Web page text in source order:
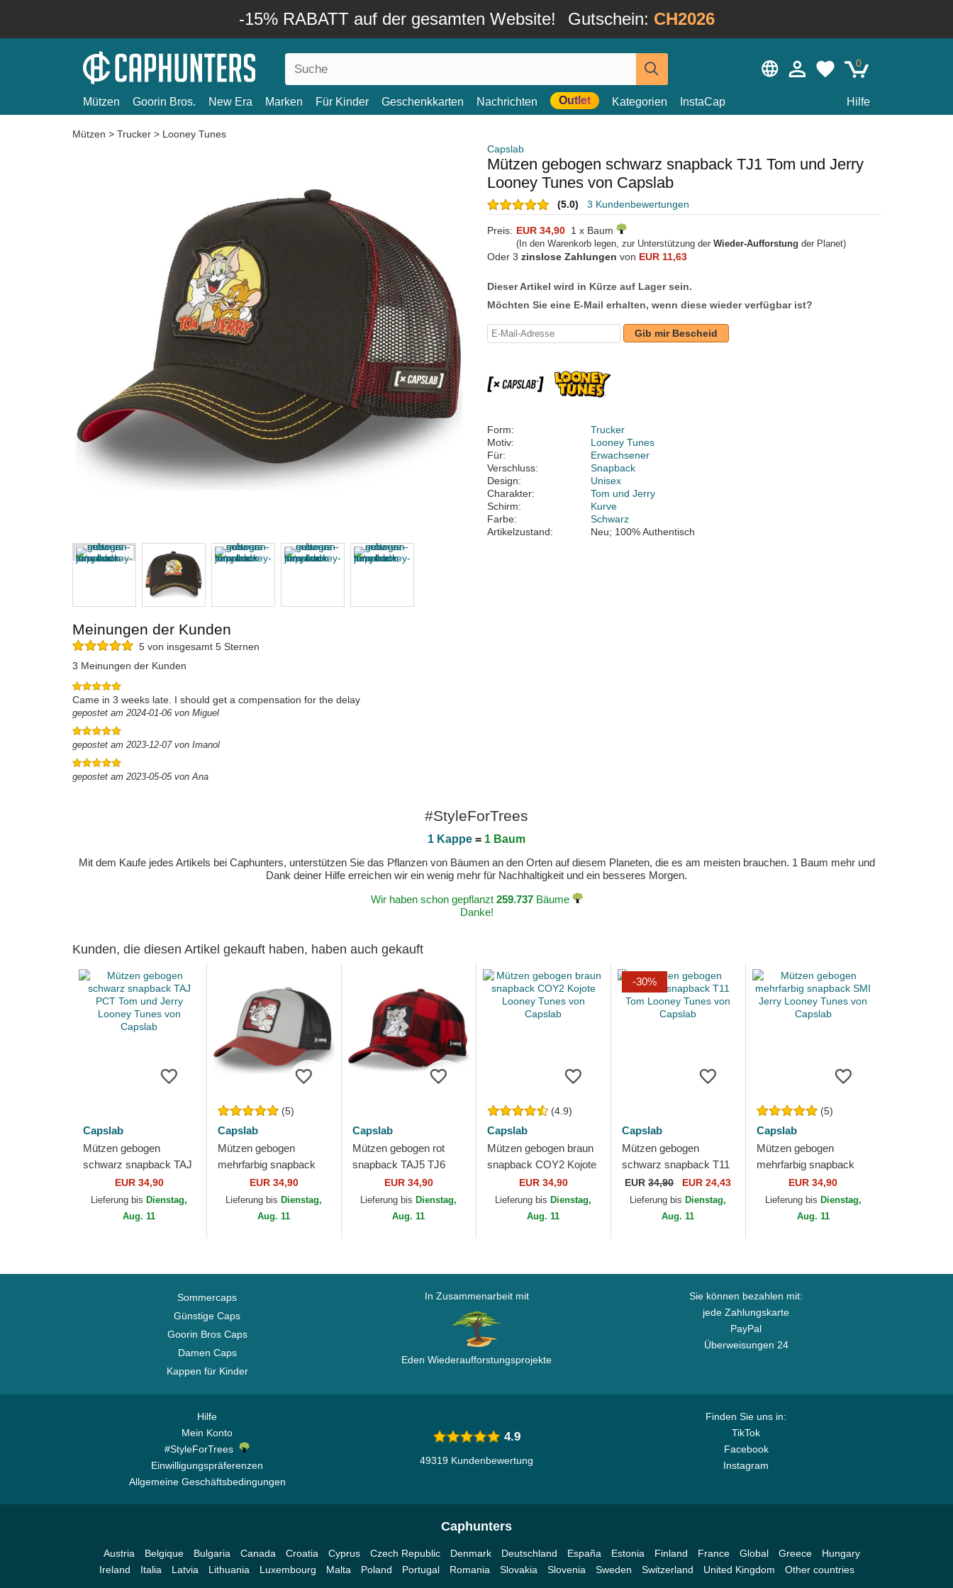
-15% RABATT auf der gesamten Website! Gutschein: CH2026
0
Mützen Goorin Bros. New Era Marken Für Kinder Geschenkkarten Nachrichten Outlet Kategorien InstaCap Hilfe
Mützen > Trucker > Looney Tunes
Capslab
Mützen gebogen schwarz snapback TJ1 Tom und Jerry
Looney Tunes von Capslab
(5.0) 3 Kundenbewertungen
Preis: EUR 34,90 1 x Baum
(In den Warenkorb legen, zur Unterstützung der Wieder-Aufforstung der Planet)
Oder 3 zinslose Zahlungen von EUR 11,63
Dieser Artikel wird in Kürze auf Lager sein.
Möchten Sie eine E-Mail erhalten, wenn diese wieder verfügbar ist?
Gib mir Bescheid
Form:
Trucker
Motiv:
Looney Tunes
Für:
Erwachsener
Verschluss:
Snapback
Design:
Unisex
Charakter:
Tom und Jerry
Schirm:
Kurve
Farbe:
Schwarz
Artikelzustand:
Neu; 100% Authentisch
Meinungen der Kunden
5 von insgesamt 5 Sternen
3 Meinungen der Kunden
Came in 3 weeks late. I should get a compensation for the delay
gepostet am 2024-01-06 von Miguel
gepostet am 2023-12-07 von Imanol
gepostet am 2023-05-05 von Ana
#StyleForTrees
1 Kappe = 1 Baum
Mit dem Kaufe jedes Artikels bei Caphunters, unterstützen Sie das Pflanzen von Bäumen an den Orten auf diesem Planeten, die es am meisten brauchen. 1 Baum mehr und
Dank deiner Hilfe erreichen wir ein wenig mehr für Nachhaltigkeit und ein besseres Morgen.
Wir haben schon gepflanzt 259.737Bäume
Danke!
Kunden, die diesen Artikel gekauft haben, haben auch gekauft
Capslab
Mützen gebogen
schwarz snapback TAJ
PCT Tom und Jerry
Looney Tunes von
EUR 34,90
Lieferung bis Dienstag,
Aug. 11
(5)
Capslab
Mützen gebogen
mehrfarbig snapback
GRI Tom Looney Tunes
von Capslab
EUR 34,90
Lieferung bis Dienstag,
Aug. 11
Capslab
Mützen gebogen rot
snapback TAJ5 TJ6
Tom Looney Tunes von
Capslab
EUR 34,90
Lieferung bis Dienstag,
Aug. 11
(4.9)
Capslab
Mützen gebogen braun
snapback COY2 Kojote
Looney Tunes von
Capslab
EUR 34,90
Lieferung bis Dienstag,
Aug. 11
-30%
Capslab
Mützen gebogen
schwarz snapback T11
Tom Looney Tunes von
Capslab
EUR34,90 EUR 24,43
Lieferung bis Dienstag,
Aug. 11
(5)
Capslab
Mützen gebogen
mehrfarbig snapback
SMI Jerry Looney
Tunes von Capslab
EUR 34,90
Lieferung bis Dienstag,
Aug. 11
Sommercaps
Günstige Caps
Goorin Bros Caps
Damen Caps
Kappen für Kinder
In Zusammenarbeit mit
Eden Wiederaufforstungsprojekte
Sie können bezahlen mit:
jede Zahlungskarte
PayPal
Überweisungen 24
Hilfe
Mein Konto
#StyleForTrees
Einwilligungspräferenzen
Allgemeine Geschäftsbedingungen
Finden Sie uns in:
TikTok
Facebook
Instagram
4.9
49319 Kundenbewertung
Caphunters
Austria Belgique Bulgaria Canada Croatia Cyprus Czech Republic Denmark Deutschland España Estonia Finland France Global Greece
Hungary
Ireland
Italia Latvia Lithuania Luxembourg Malta Poland Portugal Romania Slovakia Slovenia Sweden Switzerland United Kingdom Other countries